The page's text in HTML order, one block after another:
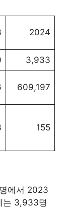
2024
3,933
609,197
155
에서 2023
는 3,933명